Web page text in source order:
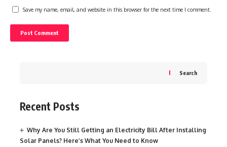
Save my name, email, and website in this browser for the next time I comment.
Search
Recent Posts
Why Are You Still Getting an Electricity Bill After Installing
Solar Panels? Here’s What You Need to Know